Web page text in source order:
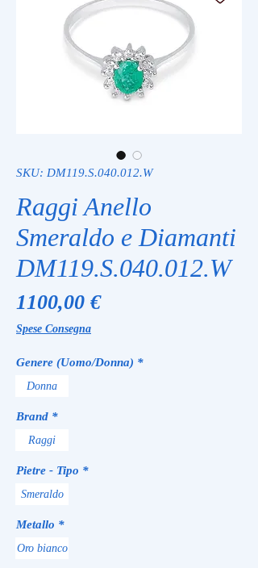
SKU: DM119.S.040.012.W
Raggi Anello
Smeraldo e Diamanti
DM119.S.040.012.W
1100,00 €Prezzo
Spese Consegna
Genere (Uomo/Donna) *
Donna
Brand *
Raggi
Pietre - Tipo *
Smeraldo
Metallo *
Oro bianco